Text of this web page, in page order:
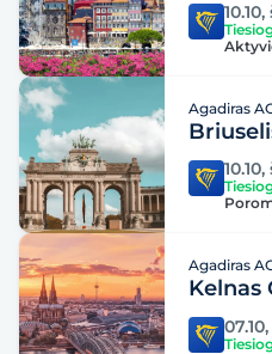
Agadiras
Agadiras
Kelnas